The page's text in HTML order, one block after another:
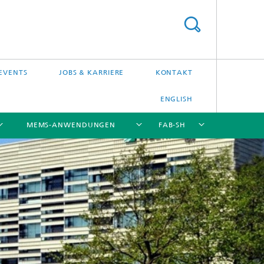
JOBS & KARRIERE KONTAKT
ENGLISH
[X]
[X]
MEMS-ANWENDUNGEN
[X]
FAB-SH
[X]